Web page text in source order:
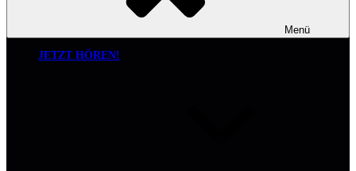
Menü
JETZT HÖREN!